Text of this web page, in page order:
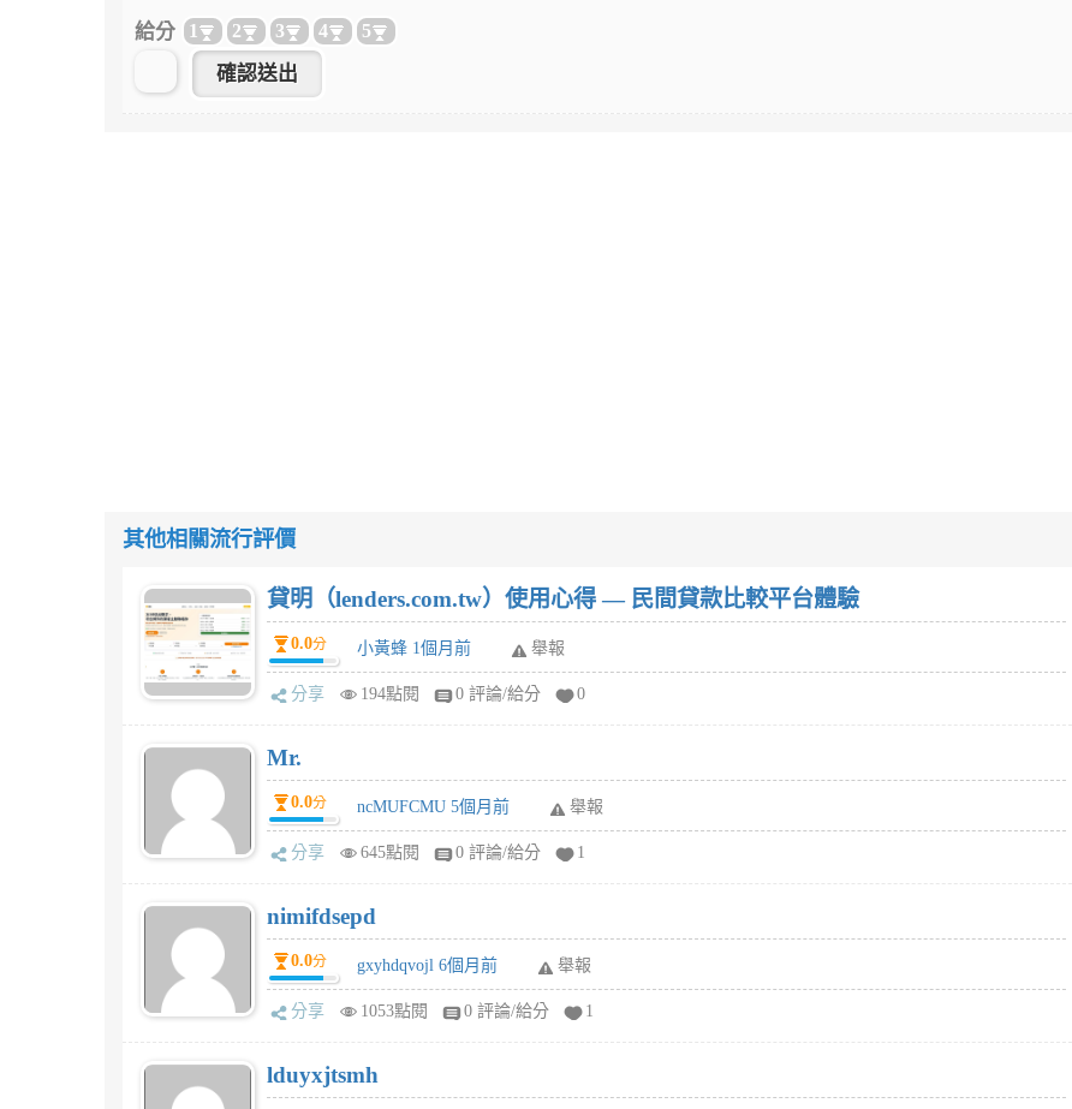
給分 1 2 3 4 5
其他相關流行評價
貸明（lenders.com.tw）使用心得 — 民間貸款比較平台體驗
0.0分 小黃蜂 1個月前 舉報
分享 194點閱 0 評論/給分 0
Mr.
0.0分 ncMUFCMU 5個月前 舉報
分享 645點閱 0 評論/給分 1
nimifdsepd
0.0分 gxyhdqvojl 6個月前 舉報
分享 1053點閱 0 評論/給分 1
lduyxjtsmh